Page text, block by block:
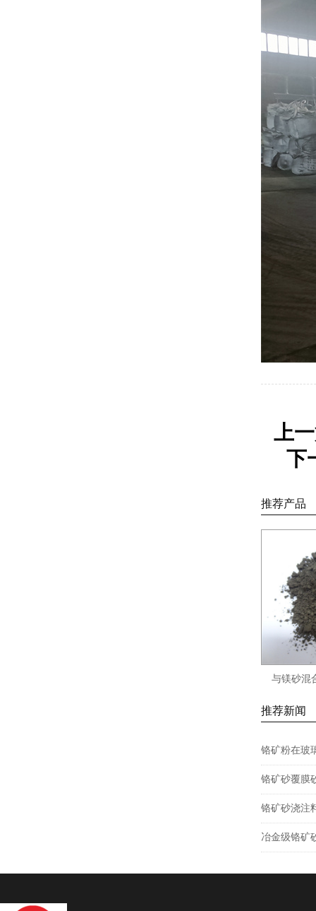
上
下
推荐产品
与镁砂混
推荐新闻
铬矿粉在玻
铬矿砂覆膜
铬矿砂浇注
冶金级铬矿